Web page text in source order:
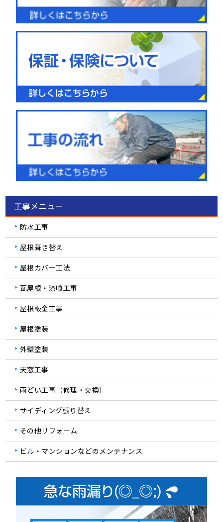
工事メニュー
防水工事
屋根葺き替え
屋根カバー工法
瓦屋根・漆喰工事
屋根板金工事
屋根塗装
外壁塗装
天窓工事
雨どい工事（修理・交換）
サイディング張り替え
その他リフォーム
ビル・マンションなどのメンテナンス